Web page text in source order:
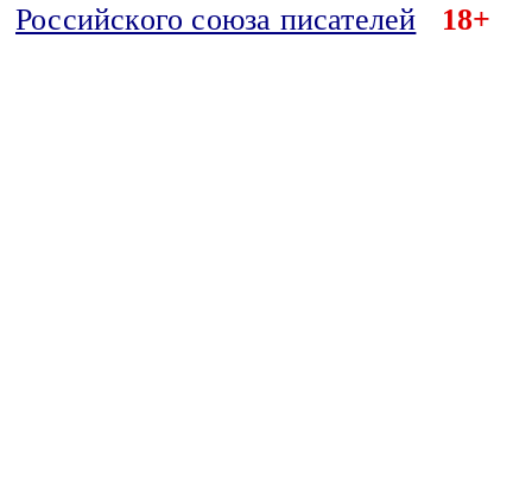
Российского союза писателей
18+